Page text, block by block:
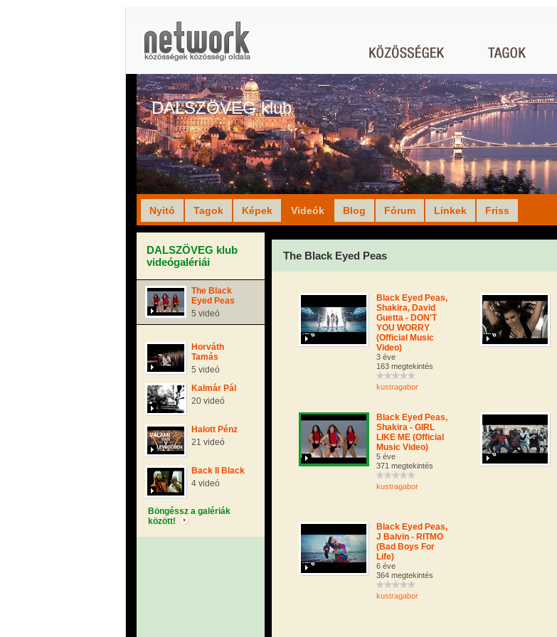
DALSZÖVEG klub
Nyitó Tagok Képek Videók Blog Fórum Linkek Friss
DALSZÖVEG klub
videógalériái
The Black
Eyed Peas
5 videó
Horváth
Tamás
5 videó
Kalmár Pál
20 videó
Halott Pénz
21 videó
Back II Black
4 videó
Böngéssz a galériák
között!
The Black Eyed Peas
Black Eyed Peas,
Shakira, David
Guetta - DON'T
YOU WORRY
(Official Music
Video)
3 éve
163 megtekintés
kustragabor
Black Eyed Peas,
Shakira - GIRL
LIKE ME (Official
Music Video)
5 éve
371 megtekintés
kustragabor
Black Eyed Peas,
J Balvin - RITMO
(Bad Boys For
Life)
6 éve
364 megtekintés
kustragabor